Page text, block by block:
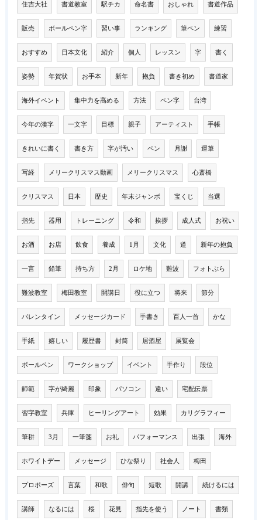
住吉大社 書道教室 駅チカ 命名書 おしゃれ 書道作品
販売 ボールペン字 習い事 ランキング 筆ペン 練習
おすすめ 日本文化 紹介 個人 レッスン 字 書く
姿勢 年賀状 お手本 新年 抱負 書き初め 書道家
海外イベント 集中力を高める 方法 ペン字 台湾
今年の漢字 一文字 目標 親子 アーティスト 手帳
きれいに書く 書き方 字が汚い ペン 月謝 運筆
写経 メリークリスマス動画 メリークリスマス 心斎橋
クリスマス 日本 歴史 年末ジャンボ 宝くじ 当選
指先 器用 トレーニング 令和 挨拶 成人式 お祝い
お酒 お店 飲食 養成 1月 文化 道 新年の抱負
一言 鉛筆 持ち方 2月 ロケ地 難波 フォトぶら
難波教室 梅田教室 開講日 役に立つ 将来 節分
バレンタイン メッセージカード 手書き 百人一首 かな
手紙 嬉しい 履歴書 封筒 居酒屋 展覧会
ボールペン ワークショップ イベント 手作り 段位
師範 字が綺麗 印象 パソコン 違い 宅配伝票
習字教室 兵庫 ヒーリングアート 効果 カリグラフィー
筆耕 3月 一筆箋 お礼 パフォーマンス 出張 海外
ホワイトデー メッセージ ひな祭り 社会人 梅田
プロポーズ 言葉 和歌 俳句 短歌 開講 続けるには
講師 なるには 桜 花見 指先を使う ノート 書類